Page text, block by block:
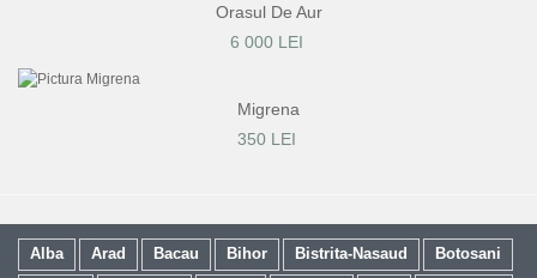
Orasul De Aur
6 000 LEI
Migrena
350 LEI
Alba Arad Bacau Bihor Bistrita-Nasaud
Botosani